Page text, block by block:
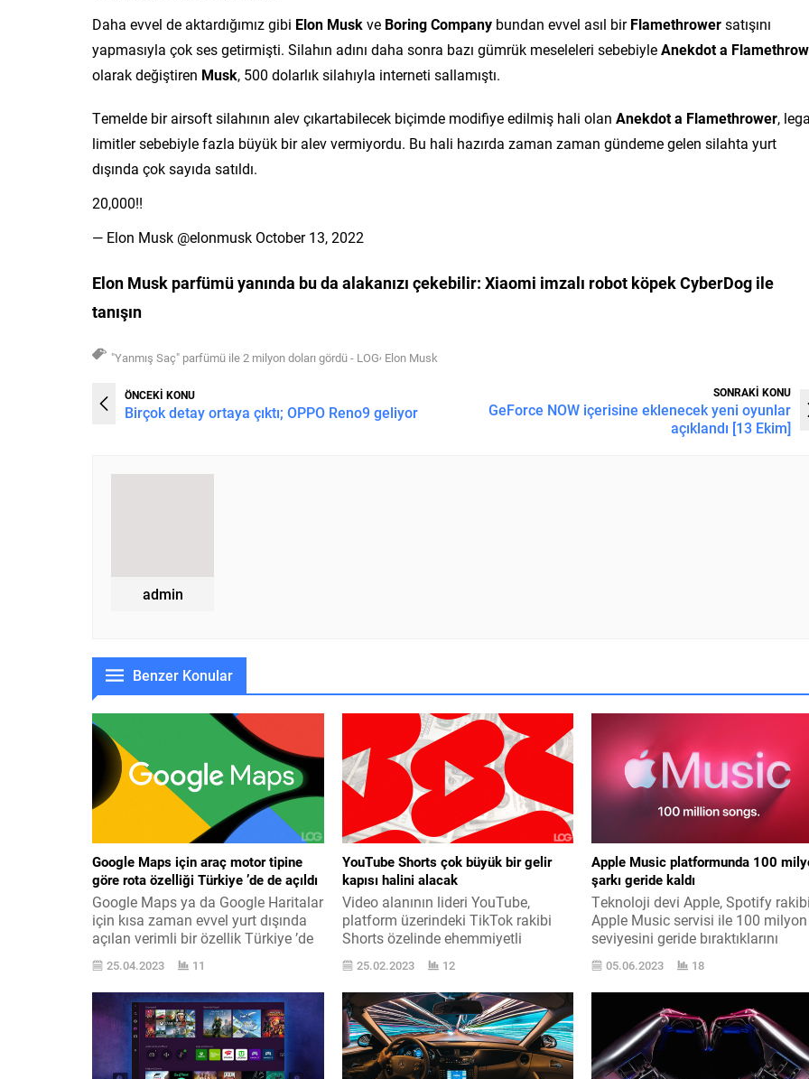
Daha evvel de aktardığımız gibi Elon Muskve Boring Company bundan evvel asıl birFlamethrowersatışını
yapmasıyla çok ses getirmişti. Silahın adını daha sonra bazı gümrük meseleleri sebebiyleAnekdot a
olarak değiştiren Musk, 500 dolarlık silahıyla interneti sallamıştı.
Temelde bir airsoft silahının alev çıkartabilecek biçimde modifiye edilmiş hali olan Anekdot a Flamethrower,
limitler sebebiyle fazla büyük bir alev vermiyordu. Bu hali hazırda zaman zaman gündeme gelen silahta yurt
dışında çok sayıda satıldı.
20,000!!
— Elon Musk @elonmusk October 13, 2022
Elon Musk parfümü yanında bu da alakanızı çekebilir: Xiaomi imzalı robot köpek CyberDog ile
tanışın
"Yanmış Saç" parfümü ile 2 milyon doları gördü - LOG, Elon Musk
ÖNCEKİ KONU
Birçok detay ortaya çıktı; OPPO Reno9 geliyor
SONRAKİ KONU
GeForce NOW içerisine eklenecek yeni oyunlar
açıklandı [13 Ekim]
admin
Benzer Konular
Google Maps için araç motor tipine
göre rota özelliği Türkiye ’de de açıldı
Google Maps ya da Google Haritalar
için kısa zaman evvel yurt dışında
açılan verimli bir özellik Türkiye ’de
de faal edildi. Google Maps, yurt
dışında ve artık Türkiye ’de bireylerin
belirledikleri rota üzerinden
kullandıkları vasıtanın motor tipini
seçmesine imkân tanıyor. Burada
benzinli, dizel, elektrikli ya da hibrit
alternatifleri sunuluyor. Süreçte...
25.04.2023 11
YouTube Shorts çok büyük bir gelir
kapısı halini alacak
Video alanının lideri YouTube,
platform üzerindeki TikTok rakibi
Shorts özelinde ehemmiyetli
tasarılar içerisinde bulunuyor.
Önümüzdeki senenin başında
TikTok tesiriyle doğan YouTube
Shorts daha fazla kullanılmaya
başlanacak. Zira yapılan
açıklamaya göre Shots altyapısı
yeni senede YouTube Partner
25.02.2023 12
Apple Music platformunda 100
şarkı geride kaldı
Teknoloji devi Apple, Spotify
Apple Music servisi ile 100 milyon
seviyesini geride bıraktıklarını
açıkladı. Türkiye ’de de büyük bir
kullanıcı kitlesine erişen Apple
Music, ilk çıktığında 30 milyon
şarkıya ev sahipliği yapıyordu.
sonra bu sayının 75 milyona
yükseldiği aktarıldı. Bugün ise
bir açıklama ile 100 milyonun geri
05.06.2023 18